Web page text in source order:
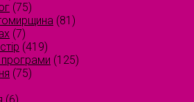
(75)
(81)
(7)
(419)
(125)
(75)